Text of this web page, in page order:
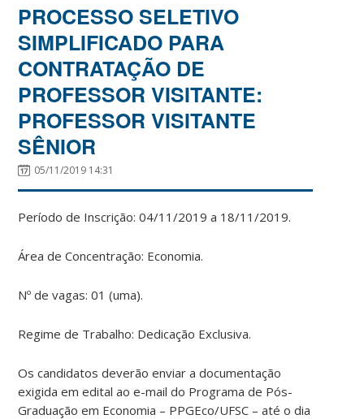
PROCESSO SELETIVO
SIMPLIFICADO PARA
CONTRATAÇÃO DE
PROFESSOR VISITANTE:
PROFESSOR VISITANTE
SÊNIOR
05/11/2019 14:31
Período de Inscrição: 04/11/2019 a 18/11/2019.
Área de Concentração: Economia.
Nº de vagas: 01 (uma).
Regime de Trabalho: Dedicação Exclusiva.
Os candidatos deverão enviar a documentação
exigida em edital ao e-mail do Programa de Pós-
Graduação em Economia – PPGEco/UFSC – até o dia